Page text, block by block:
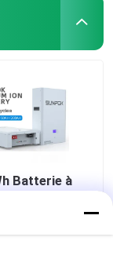
Batterie à